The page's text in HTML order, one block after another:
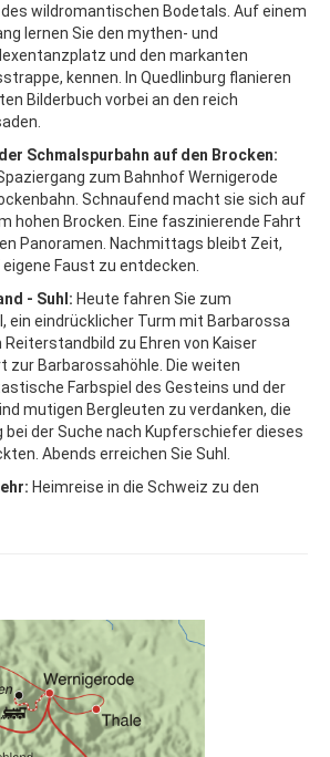
des wildromantischen Bodetals. Auf einem
lernen Sie den mythen- und
und den markanten
kennen. In Quedlinburg flanieren
Bilderbuch vorbei an den reich
Schmalspurbahn auf den Brocken:
zum Bahnhof Wernigerode
Schnaufend macht sie sich auf
hohen Brocken. Eine faszinierende Fahrt
Panoramen. Nachmittags bleibt Zeit,
Faust zu entdecken.
- Suhl: Heute fahren Sie zum
ein eindrücklicher Turm mit Barbarossa
Reiterstandbild zu Ehren von Kaiser
zur Barbarossahöhle. Die weiten
Farbspiel des Gesteins und der
mutigen Bergleuten zu verdanken, die
bei der Suche nach Kupferschiefer dieses
Abends erreichen Sie Suhl.
Heimreise in die Schweiz zu den